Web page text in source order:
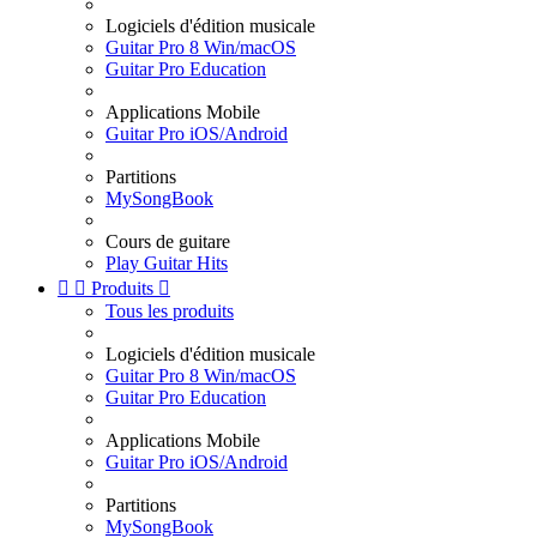
Logiciels d'édition musicale
Guitar Pro 8 Win/macOS
Guitar Pro Education
Applications Mobile
Guitar Pro iOS/Android
Partitions
MySongBook
Cours de guitare
Play Guitar Hits
  Produits 
Tous les produits
Logiciels d'édition musicale
Guitar Pro 8 Win/macOS
Guitar Pro Education
Applications Mobile
Guitar Pro iOS/Android
Partitions
MySongBook